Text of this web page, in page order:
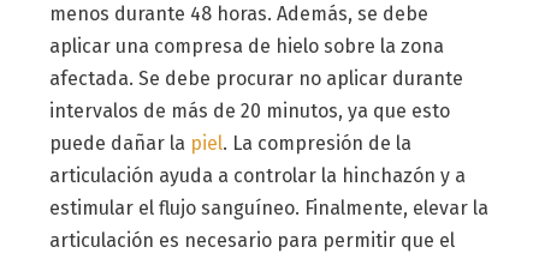
menos durante 48 horas. Además, se debe
aplicar una compresa de hielo sobre la zona
afectada. Se debe procurar no aplicar durante
intervalos de más de 20 minutos, ya que esto
puede dañar la piel. La compresión de la
articulación ayuda a controlar la hinchazón y a
estimular el flujo sanguíneo. Finalmente, elevar la
articulación es necesario para permitir que el